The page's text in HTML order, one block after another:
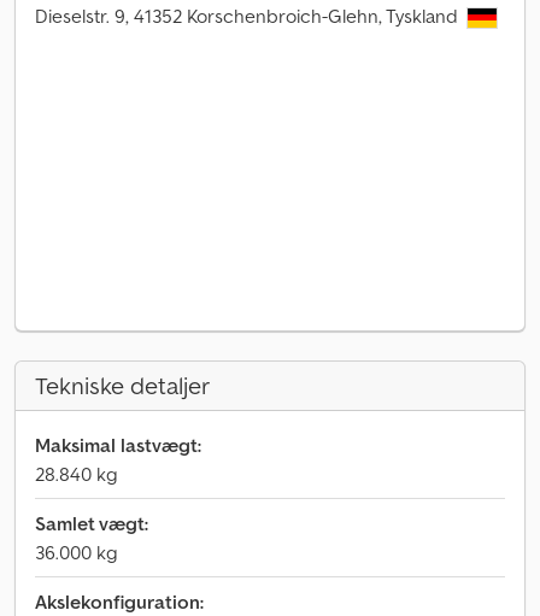
Dieselstr. 9, 41352 Korschenbroich-Glehn, Tyskland
Tekniske detaljer
Maksimal lastvægt:
28.840 kg
Samlet vægt:
36.000 kg
Akslekonfiguration: